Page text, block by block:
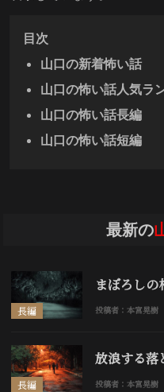
目次
山口の新着怖い話
山口の怖い話人気ラ
山口の怖い話長編
山口の怖い話短編
最新の
長編
まぼろしの
投稿者：本宮晃樹
長編
放浪する落
投稿者：本宮晃樹